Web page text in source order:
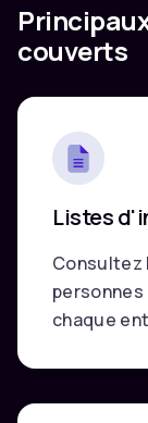
couverts
Listes
Consultez
chaque